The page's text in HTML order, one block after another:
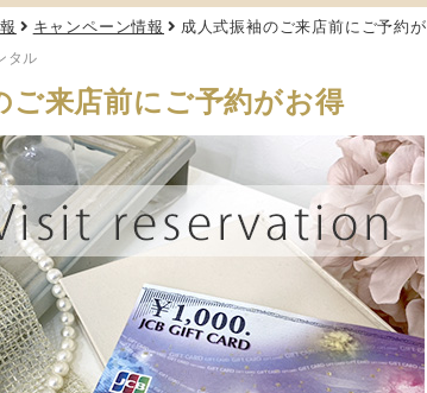
キャンペーン情報 成人式振袖のご来店前にご予約
ご来店前にご予約がお得
タル